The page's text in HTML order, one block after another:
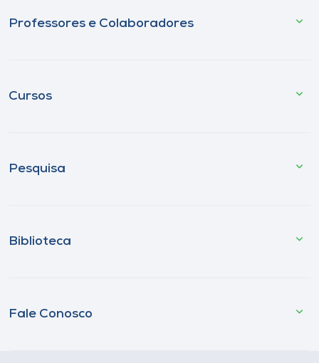
Professores e Colaboradores
Cursos
Pesquisa
Biblioteca
Fale Conosco